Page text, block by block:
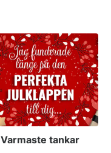
Varmaste tankar